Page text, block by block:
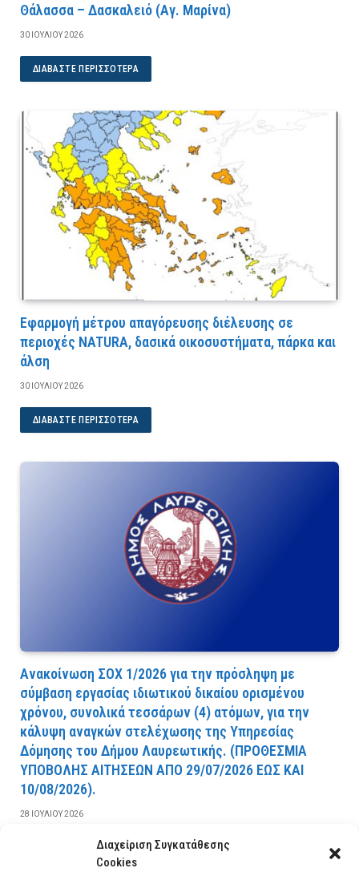
Διαχείριση Συγκατάθεσης
Cookies
Θάλασσα – Δασκαλειό (Αγ. Μαρίνα)
30 ΙΟΥΛΊΟΥ 2026
ΔΙΑΒΆΣΤΕ ΠΕΡΙΣΣΌΤΕΡΑ
Εφαρμογή μέτρου απαγόρευσης διέλευσης σε
περιοχές NATURA, δασικά οικοσυστήματα, πάρκα και
άλση
30 ΙΟΥΛΊΟΥ 2026
ΔΙΑΒΆΣΤΕ ΠΕΡΙΣΣΌΤΕΡΑ
Ανακοίνωση ΣΟΧ 1/2026 για την πρόσληψη με
σύμβαση εργασίας ιδιωτικού δικαίου ορισμένου
χρόνου, συνολικά τεσσάρων (4) ατόμων, για την
κάλυψη αναγκών στελέχωσης της Υπηρεσίας
Δόμησης του Δήμου Λαυρεωτικής. (ΠPOΘEΣMIA
YΠOBOΛHΣ AITHΣEΩN AΠO 29/07/2026 EΩΣ KAI
10/08/2026).
28 ΙΟΥΛΊΟΥ 2026
ΔΙΑΒΆΣΤΕ ΠΕΡΙΣΣΌΤΕΡΑ